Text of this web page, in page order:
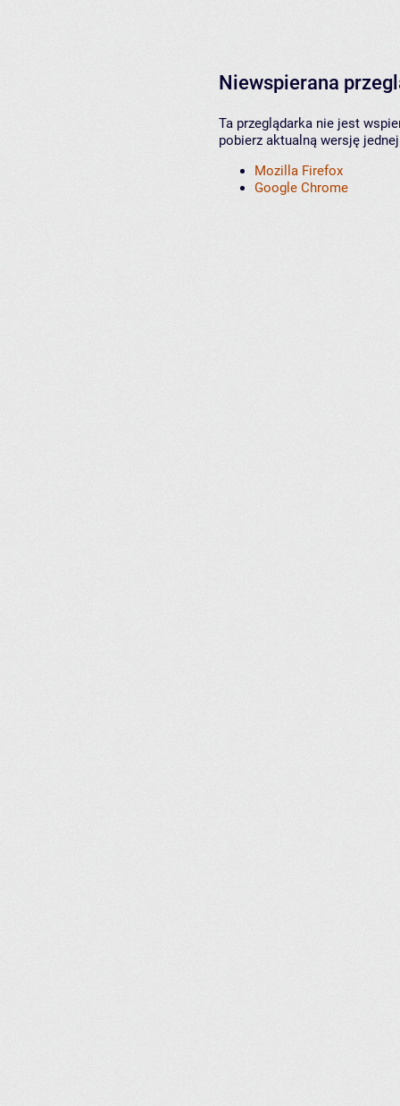
Niewspierana
Ta przeglądarka nie jest
pobierz aktualną wersję
Mozilla Firefox
Google Chrome